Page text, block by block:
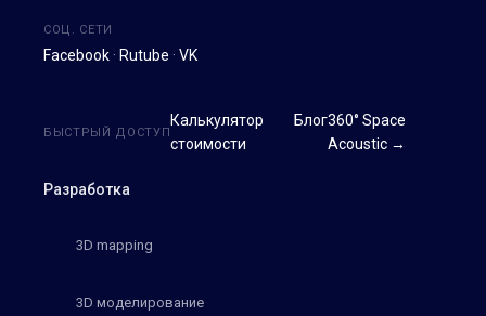
СОЦ. СЕТИ
Facebook · Rutube · VK
Разработка
3D mapping
3D моделирование
БЫСТРЫЙ ДОСТУП
Калькулятор
стоимости
Блог360° Space
Acoustic →